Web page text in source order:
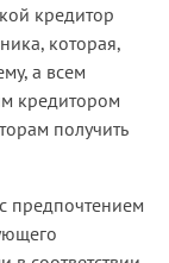
кредитор
которая,
а всем
кредитором
получить
предпочтением